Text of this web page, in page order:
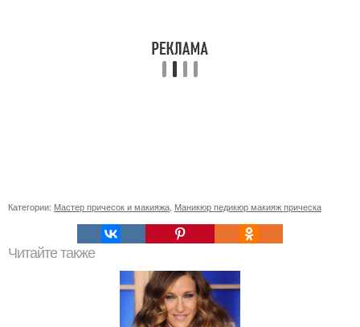
Категории: Мастер причесок и макияжа Маникюр педикюр макияж прическа
Читайте также